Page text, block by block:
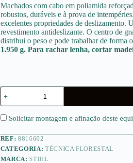
Machados com cabo em poliamida
robustos, duráveis e à prova de
excelentes propriedades de deslizamento.
revestimento antideslizante. O centro de
distribui o peso e pode trabalhar de forma
1.950 g. Para rachar lenha, cortar
Quantidade
de
AX
20
PC
Machado
de
corte
Solicitar montagem e afinação deste
REF:8816602
CATEGORIA: TÉCNICA FLORESTAL
MARCA: STIHL